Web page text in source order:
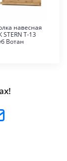
навесная
STERN Т-13
Вотан